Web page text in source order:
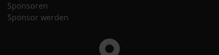
Sponsoren
Sponsor werden